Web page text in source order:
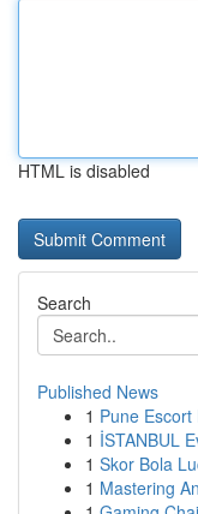
HTML is disabled
Search
Published News
1 Pune
1 İSTANBUL
1 Skor Bola
1 Mastering